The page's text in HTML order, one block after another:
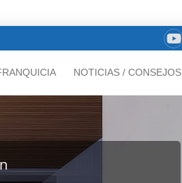
NOTICIAS / CONSEJOS